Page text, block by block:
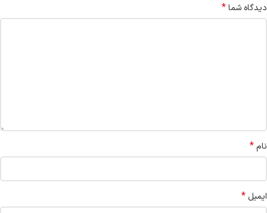
دیدگاه شما*
نام*
ایمیل *